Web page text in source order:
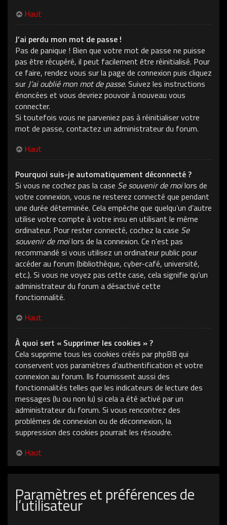
Haut
J’ai perdu mon mot de passe !
Pas de panique ! Bien que votre mot de passe ne puisse
pas être récupéré, il peut facilement être réinitialisé. Pour
ce faire, rendez vous sur la page de connexion puis cliquez
sur J’ai oublié mon mot de passe. Suivez les instructions
énoncées et vous devriez pouvoir à nouveau vous
connecter.
Si toutefois vous ne parveniez pas à réinitialiser votre
mot de passe, contactez un administrateur du forum.
Haut
Pourquoi suis-je automatiquement déconnecté ?
Si vous ne cochez pas la case Se souvenir de moilors de
votre connexion, vous ne resterez connecté que pendant
une durée déterminée. Cela empêche que quelqu’un d’autre
utilise votre compte à votre insu en utilisant le même
ordinateur. Pour rester connecté, cochez la case Se
souvenir de moilors de la connexion. Ce n’est pas
recommandé si vous utilisez un ordinateur public pour
accéder au forum (bibliothèque, cyber-café, université,
etc.). Si vous ne voyez pas cette case, cela signifie qu’un
administrateur du forum a désactivé cette
fonctionnalité.
Haut
À quoi sert « Supprimer les cookies » ?
Cela supprime tous les cookies créés par phpBB qui
conservent vos paramètres d’authentification et votre
connexion au forum. Ils fournissent aussi des
fonctionnalités telles que les indicateurs de lecture des
messages (lu ou non lu) si cela a été activé par un
administrateur du forum. Si vous rencontrez des
problèmes de connexion ou de déconnexion, la
suppression des cookies pourrait les résoudre.
Haut
Paramètres et préférences de
l’utilisateur